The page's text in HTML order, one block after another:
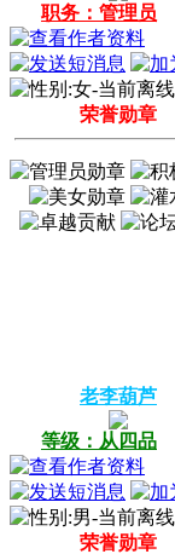
职务：管理员
荣誉勋章
老李葫芦
等级：从四品
荣誉勋章